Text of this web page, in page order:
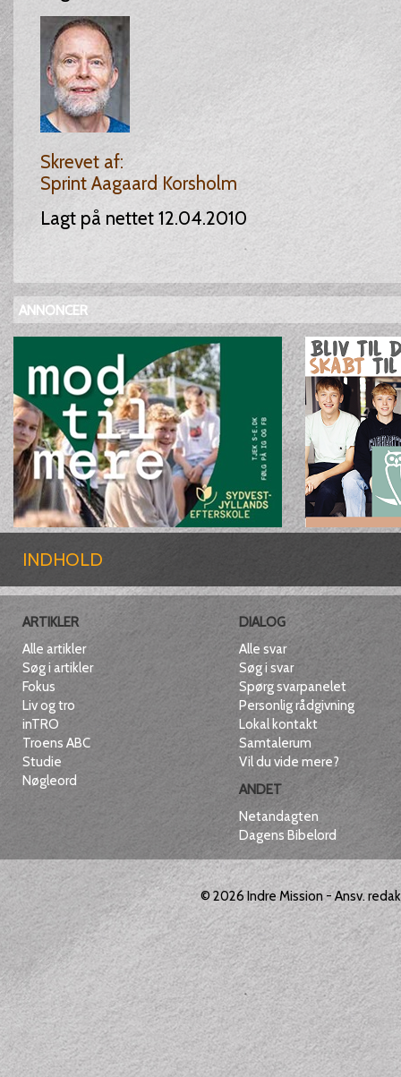
Skrevet af:
Sprint Aagaard Korsholm
Lagt på nettet 12.04.2010
ANNONCER
INDHOLD
ARTIKLER
Alle artikler
Søg i artikler
Fokus
Liv og tro
inTRO
Troens ABC
Studie
Nøgleord
DIALOG
Alle svar
Søg i svar
Spørg svarpanelet
Personlig rådgivning
Lokal kontakt
Samtalerum
Vil du vide mere?
ANDET
Netandagten
Dagens Bibelord
© 2026Indre Mission- Ansv.